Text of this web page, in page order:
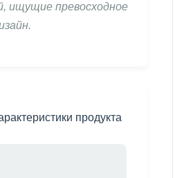
ищущие превосходное
продукта